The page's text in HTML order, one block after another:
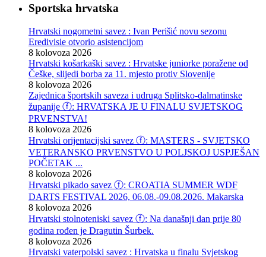
Sportska hrvatska
Hrvatski nogometni savez : Ivan Perišić novu sezonu
Eredivisie otvorio asistencijom
8 kolovoza 2026
Hrvatski košarkaški savez : Hrvatske juniorke poražene od
Češke, slijedi borba za 11. mjesto protiv Slovenije
8 kolovoza 2026
Zajednica športskih saveza i udruga Splitsko-dalmatinske
županije ⓕ: HRVATSKA JE U FINALU SVJETSKOG
PRVENSTVA!
8 kolovoza 2026
Hrvatski orijentacijski savez ⓕ: MASTERS - SVJETSKO
VETERANSKO PRVENSTVO U POLJSKOJ USPJEŠAN
POČETAK ...
8 kolovoza 2026
Hrvatski pikado savez ⓕ: CROATIA SUMMER WDF
DARTS FESTIVAL 2026, 06.08.-09.08.2026. Makarska
8 kolovoza 2026
Hrvatski stolnoteniski savez ⓕ: Na današnji dan prije 80
godina rođen je Dragutin Šurbek.
8 kolovoza 2026
Hrvatski vaterpolski savez : Hrvatska u finalu Svjetskog